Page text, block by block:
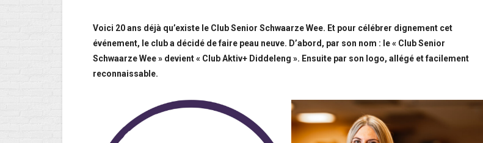
Voici 20 ans déjà qu’existe le Club Senior Schwaarze Wee. Et pour célébrer dignement cet
événement, le club a décidé de faire peau neuve. D’abord, par son nom : le « Club Senior
Schwaarze Wee » devient « Club Aktiv+ Diddeleng ». Ensuite par son logo, allégé et facilement
reconnaissable.